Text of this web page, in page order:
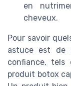
en
cheveux.
Pour savoir
astuce est de
confiance, tels
produit botox